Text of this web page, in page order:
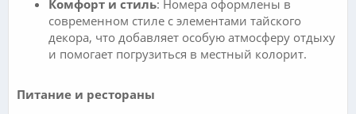
Комфорт и стиль: Номера оформлены в
современном стиле с элементами тайского
декора, что добавляет особую атмосферу отдыху
и помогает погрузиться в местный колорит.
Питание и рестораны